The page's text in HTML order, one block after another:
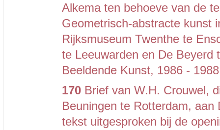
Alkema ten behoeve van de
Geometrisch-abstracte kunst
Rijksmuseum Twenthe te
te Leeuwarden en De Beyerd
Beeldende Kunst, 1986 - 1988
170Brief van W.H. Crouwel,
Beuningen te Rotterdam,
tekst uitgesproken bij de